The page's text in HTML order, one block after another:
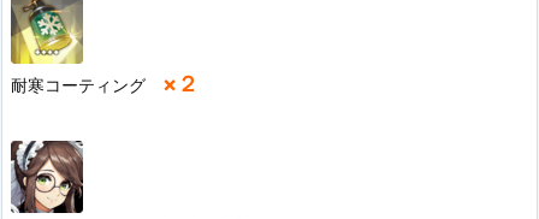
耐寒コーティング ×２